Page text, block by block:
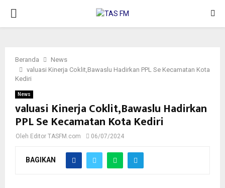
PRIMARY
Beranda
News
valuasi Kinerja Coklit,Bawaslu Hadirkan PPL Se Kecamatan Kota
Kediri
News
valuasi Kinerja Coklit,Bawaslu Hadirkan
PPL Se Kecamatan Kota Kediri
Oleh Editor TASFM.com 06/07/2024
BAGIKAN